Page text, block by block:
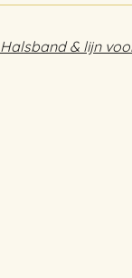
Halsband & lijn